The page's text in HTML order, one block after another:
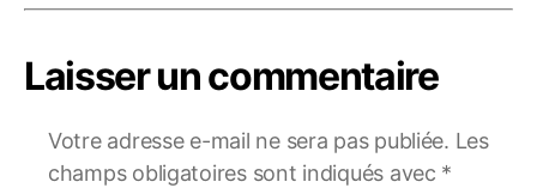
Laisser un commentaire
Votre adresse e-mail ne sera pas publiée. Les
champs obligatoires sont indiqués avec *